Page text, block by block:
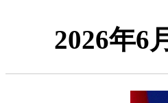
2026年6